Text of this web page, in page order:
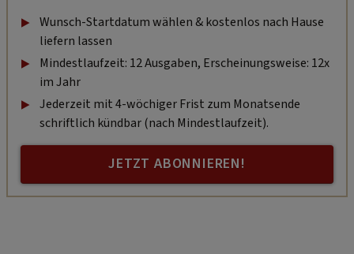
Wunsch-Startdatum wählen & kostenlos nach Hause
liefern lassen
Mindestlaufzeit: 12 Ausgaben, Erscheinungsweise: 12x
im Jahr
Jederzeit mit 4-wöchiger Frist zum Monatsende
schriftlich kündbar (nach Mindestlaufzeit).
JETZT ABONNIEREN!